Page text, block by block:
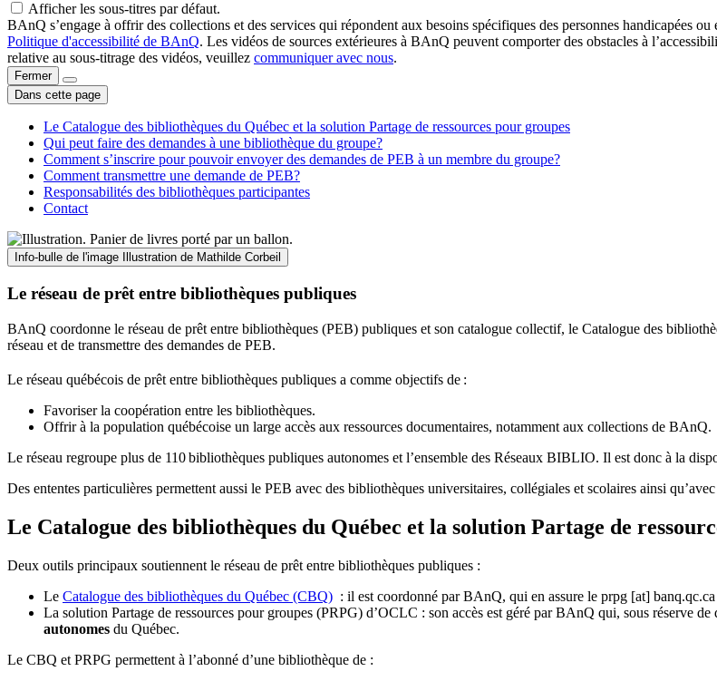
Afficher les sous-titres par défaut.
BAnQ s’engage à offrir des collections et des services qui répondent aux besoins spécifiques des personnes handicapées
Politique d'accessibilité de BAnQ. Les vidéos de sources extérieures à BAnQ peuvent comporter des obstacles à
relative au sous-titrage des vidéos, veuillez communiquer avec nous.
Fermer
Dans cette page
Le Catalogue des bibliothèques du Québec et la solution Partage de ressources pour groupes
Qui peut faire des demandes à une bibliothèque du groupe?
Comment s’inscrire pour pouvoir envoyer des demandes de PEB à un membre du groupe?
Comment transmettre une demande de PEB?
Responsabilités des bibliothèques participantes
Contact
Info-bulle de l'image Illustration de Mathilde Corbeil
Le réseau de prêt entre bibliothèques publiques
BAnQ coordonne le réseau de prêt entre bibliothèques (PEB) publiques et son catalogue collectif, le Catalogue des
réseau et de transmettre des demandes de PEB.
Le réseau québécois de prêt entre bibliothèques publiques a comme objectifs de :
Favoriser la coopération entre les bibliothèques.
Offrir à la population québécoise un large accès aux ressources documentaires, notamment aux collections de BAnQ.
Le réseau regroupe plus de 110bibliothèques publiques autonomes et l’ensemble des Réseaux BIBLIO. Il est donc à la
Des ententes particulières permettent aussi le PEB avec des bibliothèques universitaires, collégiales et scolaires ainsi
Le Catalogue des bibliothèques du Québec et la solution Partage de
Deux outils principaux soutiennent le réseau de prêt entre bibliothèques publiques :
Le Catalogue des bibliothèques du Québec (CBQ) : il est coordonné par BAnQ, qui en assure le prpg [at] banq.qc.ca
La solution Partage de ressources pour groupes (PRPG) d’OCLC : son accès est géré par BAnQ qui, sous réserve
autonomes du Québec.
Le CBQ et PRPG permettent à l’abonné d’une bibliothèque de :